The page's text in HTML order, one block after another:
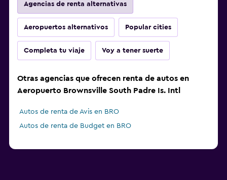
Agencias de renta alternativas
Aeropuertos alternativos Popular cities
Completa tu viaje Voy a tener suerte
Otras agencias que ofrecen renta de autos en
Aeropuerto Brownsville South Padre Is. Intl
Autos de renta de Avis en BRO
Autos de renta de Budget en BRO